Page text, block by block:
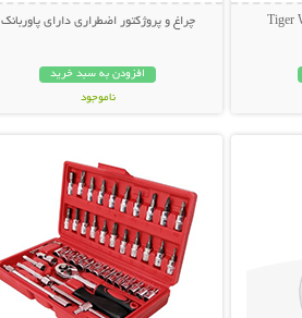
چراغ و پروژکتور اضطراری دارای پاوربانک
افزودن به سبد خرید
ناموجود